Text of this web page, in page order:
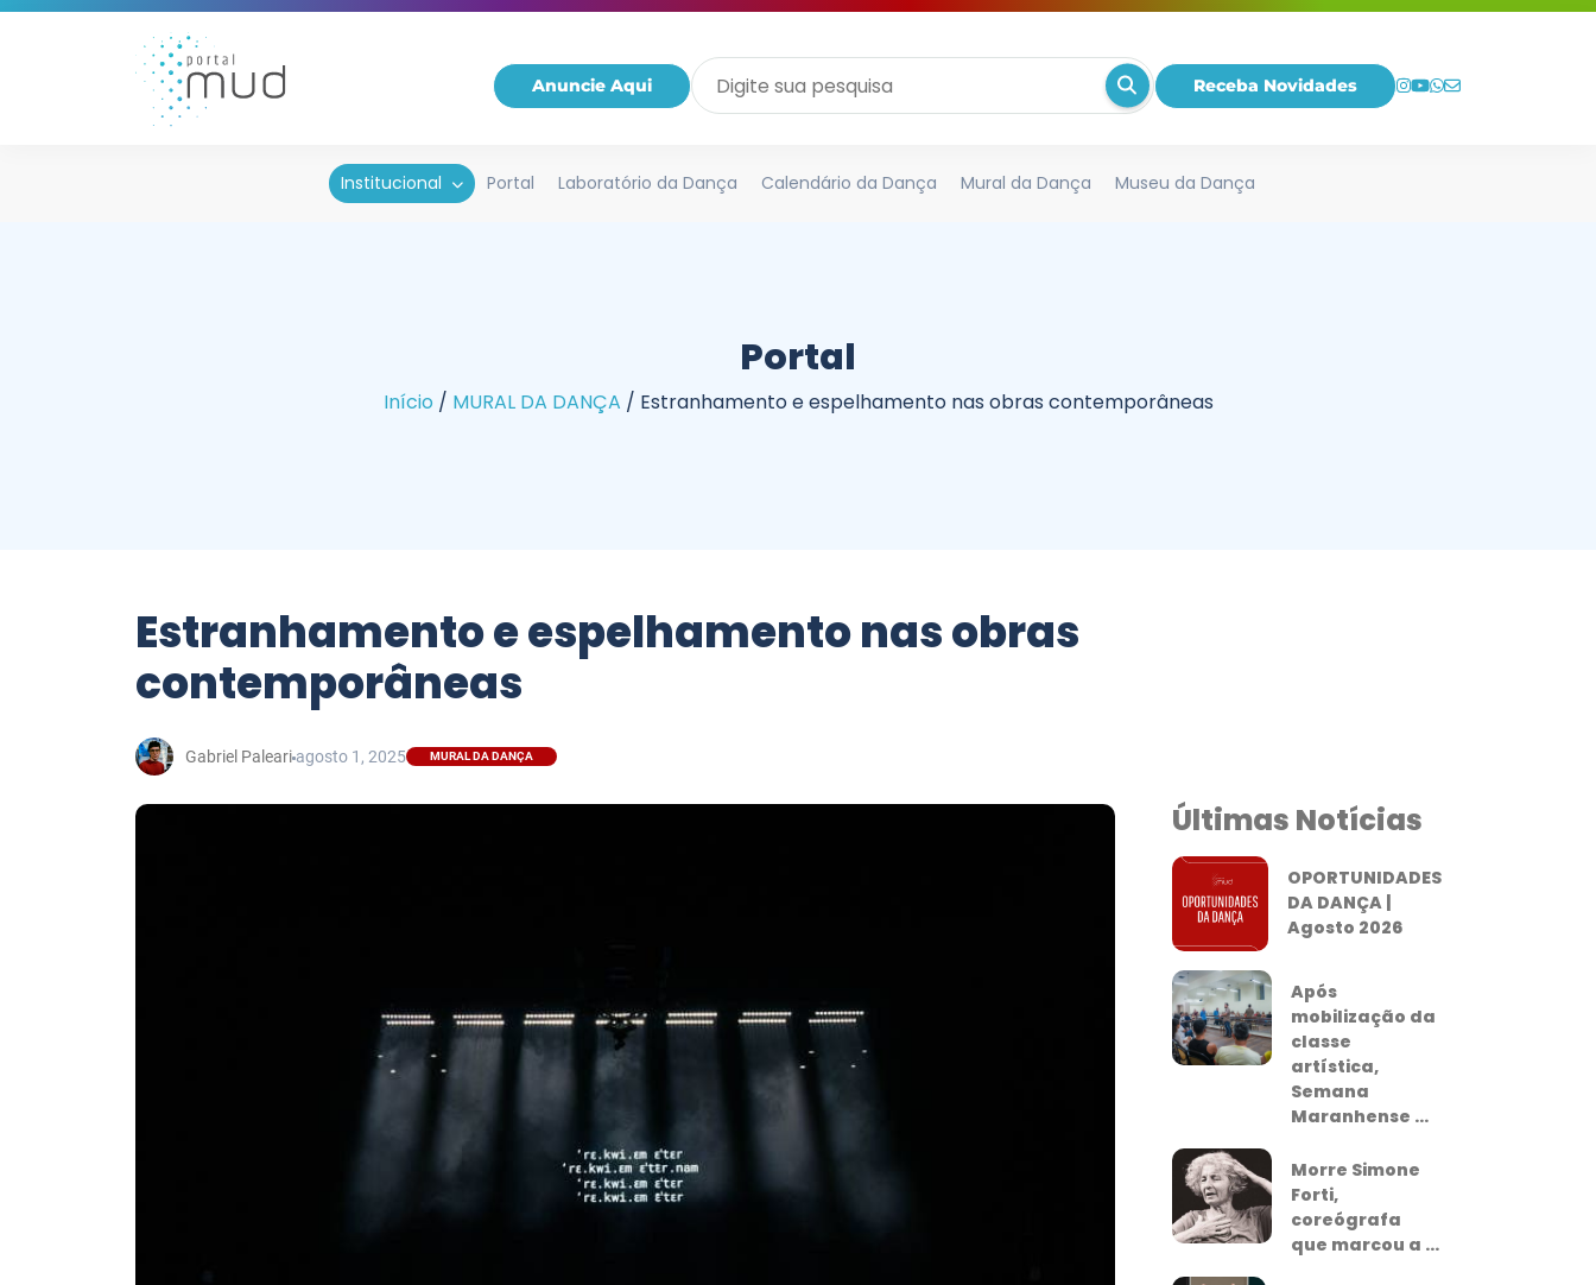
Anuncie Aqui Receba Novidades
Institucional Portal Laboratório da Dança Calendário da Dança Mural da Dança Museu da Dança
Portal
Início / MURAL DA DANÇA / Estranhamento e espelhamento nas obras contemporâneas
Estranhamento e espelhamento nas obras
contemporâneas
Gabriel Paleari agosto 1, 2025 MURAL DA DANÇA
Últimas Notícias
OPORTUNIDADES
DA DANÇA |
Agosto 2026
Após
mobilização da
classe
artística,
Semana
Maranhense ...
Morre Simone
Forti,
coreógrafa
que marcou a ...